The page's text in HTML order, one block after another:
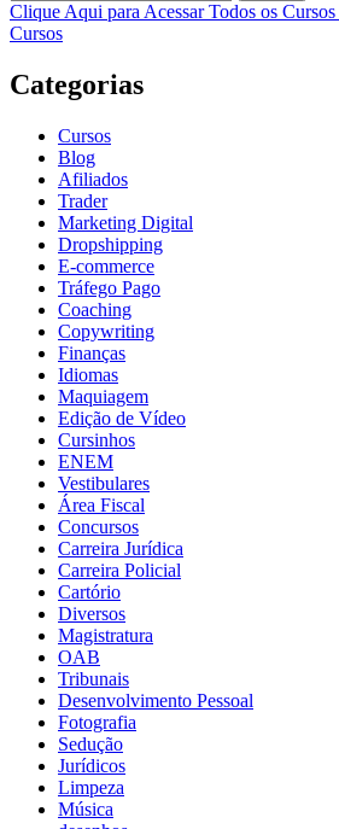
Clique Aqui para Acessar Todos os Cursos
Cursos
Categorias
Cursos
Blog
Afiliados
Trader
Marketing Digital
Dropshipping
E-commerce
Tráfego Pago
Coaching
Copywriting
Finanças
Idiomas
Maquiagem
Edição de Vídeo
Cursinhos
ENEM
Vestibulares
Área Fiscal
Concursos
Carreira Jurídica
Carreira Policial
Cartório
Diversos
Magistratura
OAB
Tribunais
Desenvolvimento Pessoal
Fotografia
Sedução
Jurídicos
Limpeza
Música